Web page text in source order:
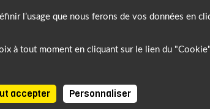
l’usage que nous ferons de vos données en
à tout moment en cliquant sur le lien du
accepter Personnaliser